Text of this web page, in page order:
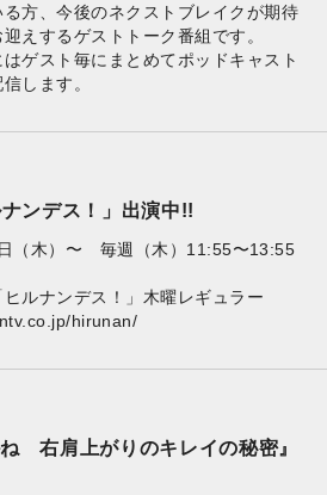
方、今後のネクストブレイクが期待
えするゲストトーク番組です。
ゲスト毎にまとめてポッドキャスト
します。
ンデス！」出演中!!
（木）〜 毎週（木）11:55〜13:55
ヒルナンデス！」木曜レギュラー
hirunan/
ね 右肩上がりのキレイの秘密』